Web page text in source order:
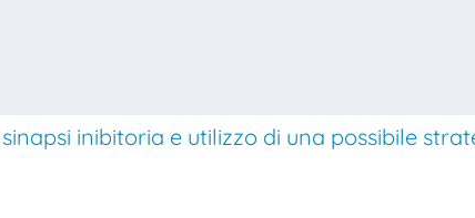
inibitoria e utilizzo di una possibile